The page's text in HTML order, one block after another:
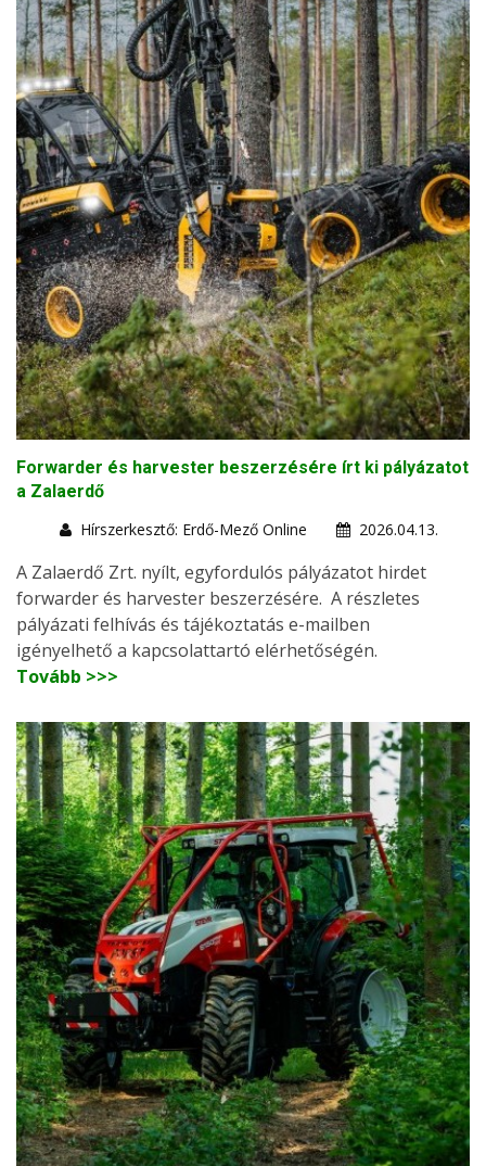
Forwarder és harvester beszerzésére írt ki pályázatot
a Zalaerdő
Hírszerkesztő: Erdő-Mező Online
2026.04.13.
A Zalaerdő Zrt. nyílt, egyfordulós pályázatot hirdet
forwarder és harvester beszerzésére. A részletes
pályázati felhívás és tájékoztatás e-mailben
igényelhető a kapcsolattartó elérhetőségén.
Tovább >>>